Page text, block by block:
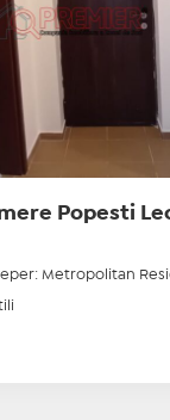
Popesti
Metropolitan